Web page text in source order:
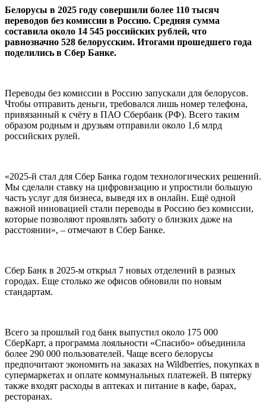
Белорусы в 2025 году совершили более 110 тысяч
переводов без комиссии в Россию. Средняя сумма
составила около 14 545 российских рублей, что
равнозначно 528 белорусским. Итогами прошедшего года
поделились в Сбер Банке.
Переводы без комиссии в Россию запускали для белорусов.
Чтобы отправить деньги, требовался лишь номер телефона,
привязанный к счёту в ПАО Сбербанк (РФ). Всего таким
образом родным и друзьям отправили около 1,6 млрд
российских рулей.
«2025-й стал для Сбер Банка годом технологических решений.
Мы сделали ставку на цифровизацию и упростили большую
часть услуг для бизнеса, выведя их в онлайн. Ещё одной
важной инновацией стали переводы в Россию без комиссии,
которые позволяют проявлять заботу о близких даже на
расстоянии», – отмечают в Сбер Банке.
Сбер Банк в 2025-м открыл 7 новых отделений в разных
городах. Еще столько же офисов обновили по новым
стандартам.
Всего за прошлый год банк выпустил около 175 000
СберКарт, а программа лояльности «Спасибо» объединила
более 290 000 пользователей. Чаще всего белорусы
предпочитают экономить на заказах на Wildberries, покупках в
супермаркетах и оплате коммунальных платежей. В пятерку
также входят расходы в аптеках и питание в кафе, барах,
ресторанах.